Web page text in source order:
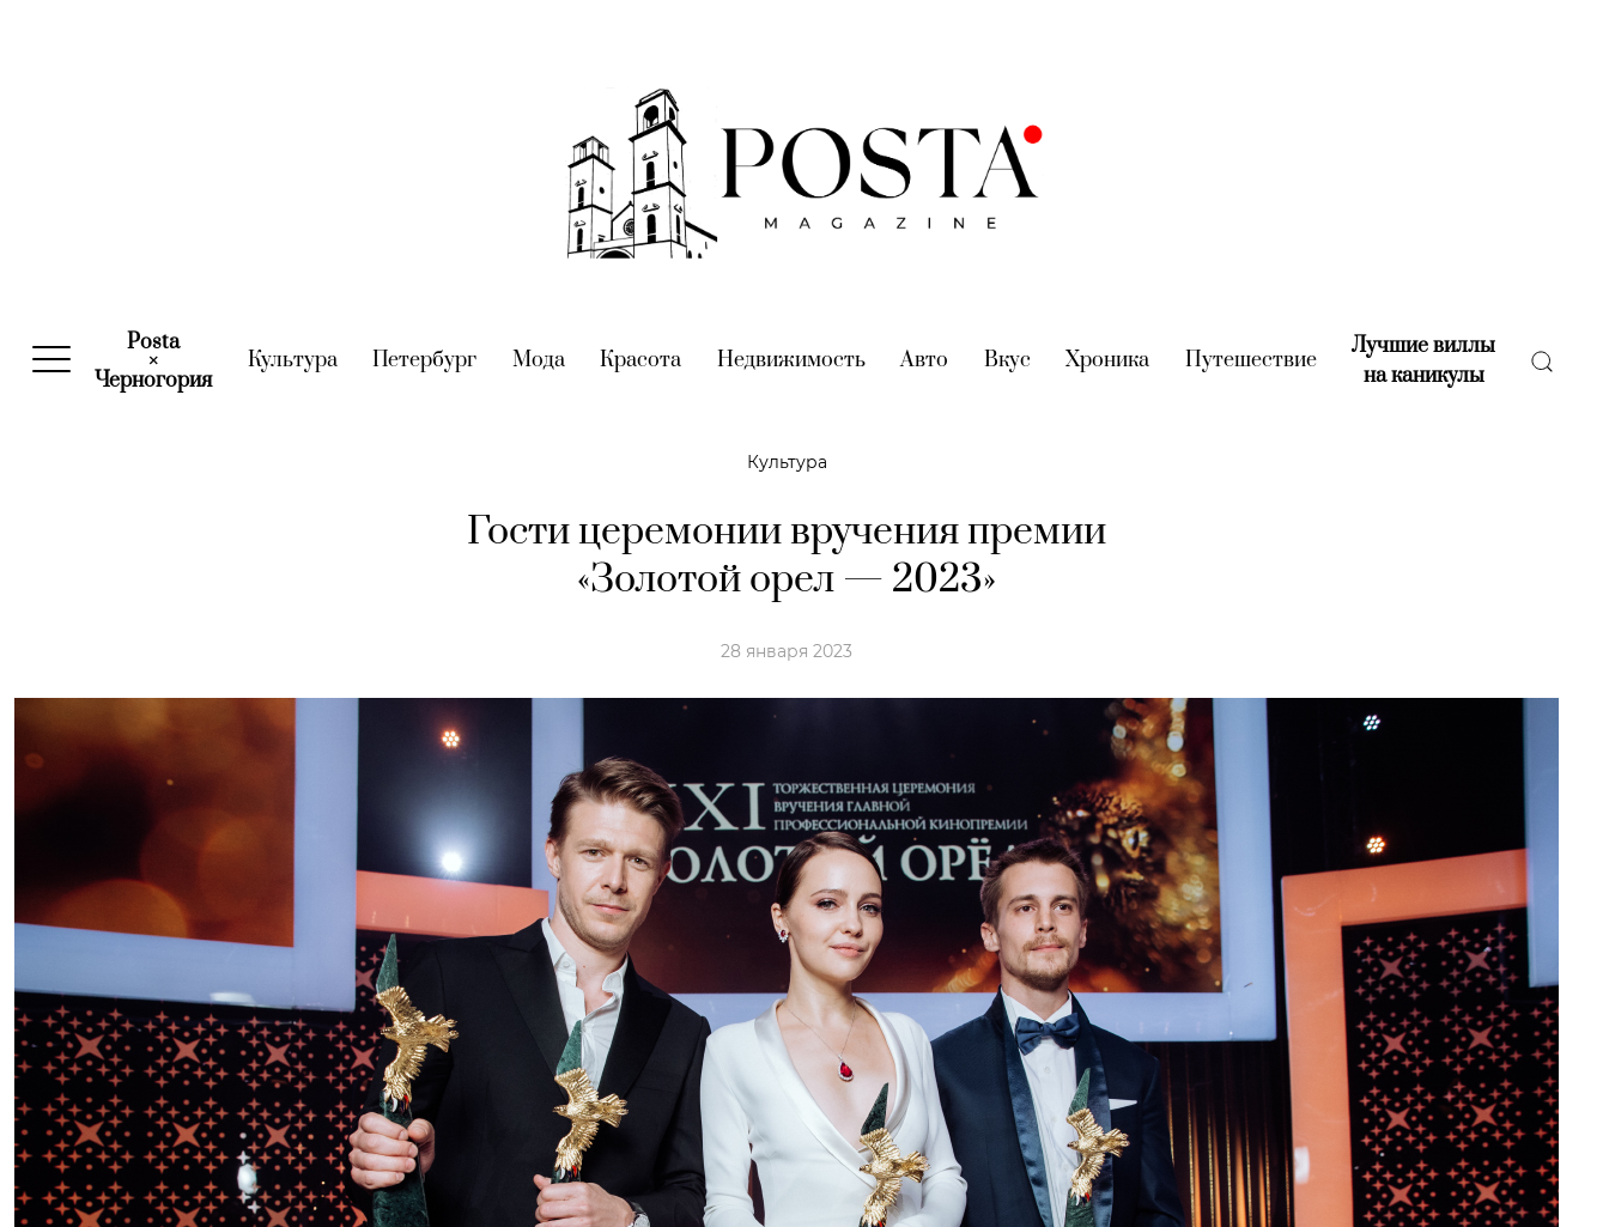
Posta
×
Черногория(current)
Культура(current)
Петербург (current)
Мода(current)
Красота (current)
Недвижимость(current)
Авто (current)
Вкус (current)
Хроника (current)
Путешествие(current)
Лучшие виллы
на каникулы(current)
Культура
Гости церемонии вручения премии
«Золотой орел — 2023»
28 января 2023